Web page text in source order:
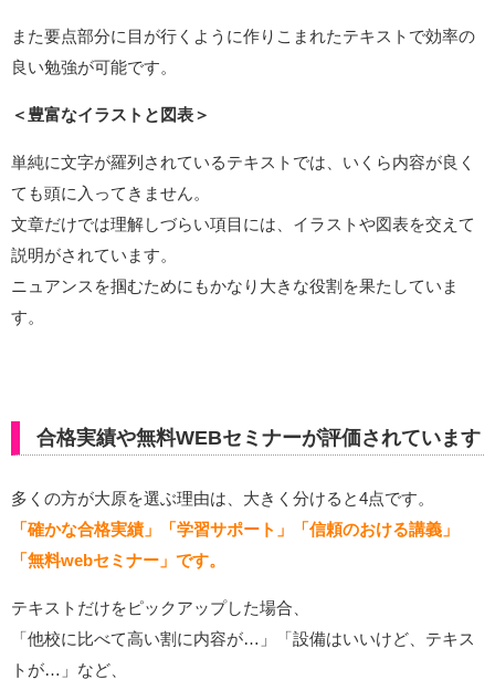
また要点部分に目が行くように作りこまれたテキストで効率の
良い勉強が可能です。
＜豊富なイラストと図表＞
単純に文字が羅列されているテキストでは、いくら内容が良く
ても頭に入ってきません。
文章だけでは理解しづらい項目には、イラストや図表を交えて
説明がされています。
ニュアンスを掴むためにもかなり大きな役割を果たしていま
す。
合格実績や無料WEBセミナーが評価されています
多くの方が大原を選ぶ理由は、大きく分けると4点です。
「確かな合格実績」「学習サポート」「信頼のおける講義」
「無料webセミナー」です。
テキストだけをピックアップした場合、
「他校に比べて高い割に内容が…」「設備はいいけど、テキス
トが…」など、